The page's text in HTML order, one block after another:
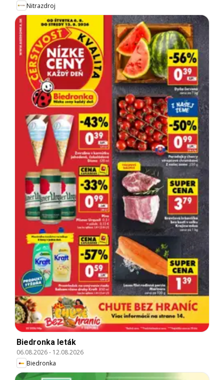
Nitrazdroj
Biedronka leták
06.08.2026- 12.08.2026
Biedronka